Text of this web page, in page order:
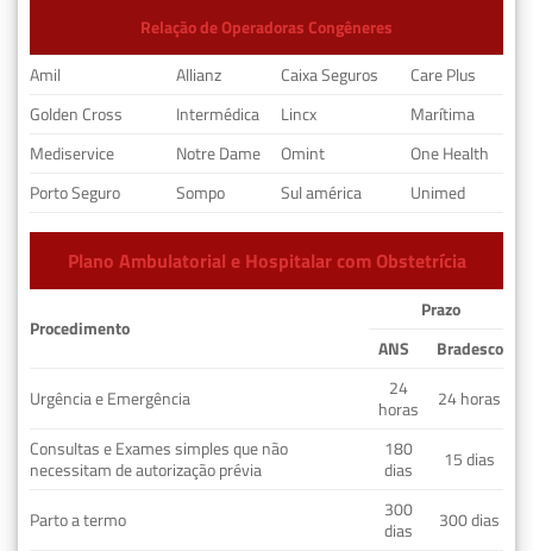
Relação de Operadoras Congêneres
Amil
Allianz Caixa Seguros
Care Plus
Golden Cross
Intermédica Lincx
Marítima
Mediservice
Notre Dame Omint
One Health
Porto Seguro
Sompo Sul américa Unimed
Plano Ambulatorial e Hospitalar com Obstetrícia
Procedimento
Prazo
ANS
Bradesco
Urgência e Emergência
24
horas
24 horas
Consultas e Exames simples que não
necessitam de autorização prévia
180
dias
15 dias
Parto a termo
300
dias
300 dias